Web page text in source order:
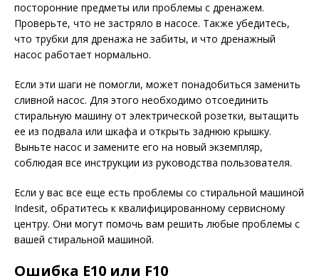
посторонние предметы или проблемы с дренажем.
Проверьте, что не застряло в насосе. Также убедитесь,
что трубки для дренажа не забиты, и что дренажный
насос работает нормально.
Если эти шаги не помогли, может понадобиться заменить
сливной насос. Для этого необходимо отсоединить
стиральную машину от электрической розетки, вытащить
ее из подвала или шкафа и открыть заднюю крышку.
Выньте насос и замените его на новый экземпляр,
соблюдая все инструкции из руководства пользователя.
Если у вас все еще есть проблемы со стиральной машиной
Indesit, обратитесь к квалифицированному сервисному
центру. Они могут помочь вам решить любые проблемы с
вашей стиральной машиной.
Ошибка E10 или F10